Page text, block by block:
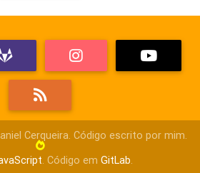
Cerqueira. Código escrito por mim.
. Código em GitLab.